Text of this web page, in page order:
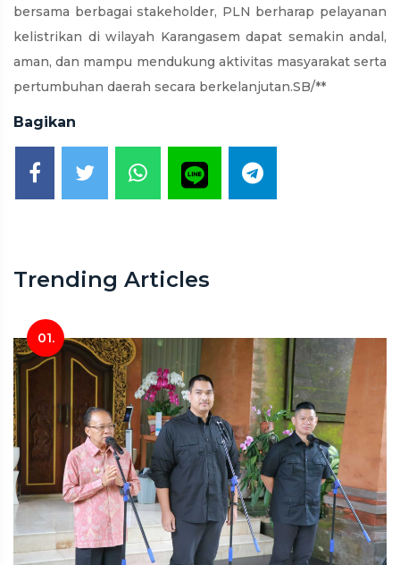
bersama berbagai stakeholder, PLN berharap pelayanan
kelistrikan di wilayah Karangasem dapat semakin andal,
aman, dan mampu mendukung aktivitas masyarakat serta
pertumbuhan daerah secara berkelanjutan.SB/**
Bagikan
Trending Articles
01.